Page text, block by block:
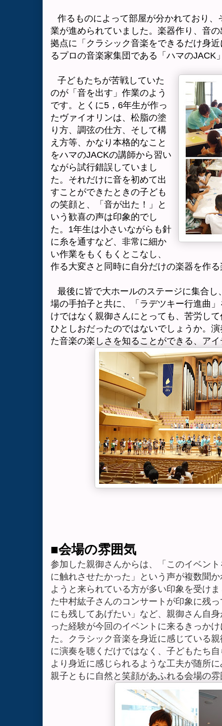
作るものによって部屋が分かれており
業が進められていました。 楽器作り、音
拠点に「クラシック音楽をできるだけ身
るプロの音楽家集団である「ハマのJACK
子どもたちが苦戦していた
のが「音を出す」作業のよう
です。とくに5 ， 6年生が作っ
たヴァイオリンは、松脂の塗
り方、調弦の仕方、そして構
え方等、かなり本格的なこと
をハマのJACKの講師から習い
ながら試行錯誤していまし
た。それだけに音を初めて出
すことができたときの子ども
の笑顔と、「音が出た！」と
いう歓喜の声は印象的でし
た。 1年生は小さいながらも針
に糸を通すなど、非常に細か
い作業をもくもくとこなし、
作る大変さと同時に自分だけの楽器を作
最後に皆で大ホールのステージに集合し
場の手拍子と共に、「ラデツキー行進曲
けではなく親御さんにとっても、苦労し
ひとしおだったのではないでしょうか。
た音楽の楽しさを知ることができる、ア
■会場の雰囲気
参加した親御さんからは、「このイベン
に触れさせたかった」という声が複数聞
ようと来られている方が多い印象を受け
た中村紘子さんのコンサートが印象に残
にも残してあげたい」など、親御さん自
った経験が今回のイベントに来るきっか
た。クラシック音楽を身近に感じている
に演奏を聴くだけではなく、子どもたち
より身近に感じられるような工夫が随所
親子ともに自然と笑顔があふれる会場の